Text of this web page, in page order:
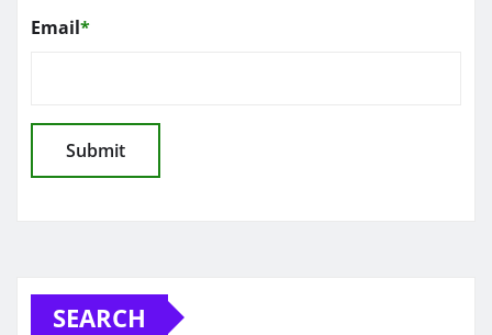
Email*
SEARCH